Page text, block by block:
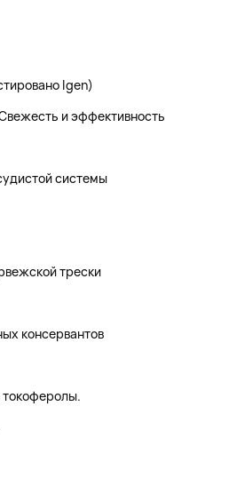
Igen)
и эффективность
системы
трески
консервантов